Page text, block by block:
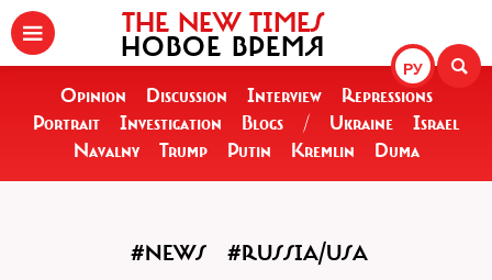
РУ
THE NEW TIMES
НОВОЕ ВРЕМЯ
Opinion Discussion Interview
Repressions
Portrait
Investigation Blogs / Ukraine
Israel
Navalny
Trump Putin Kremlin Duma
#NEWS #RUSSIA/USA